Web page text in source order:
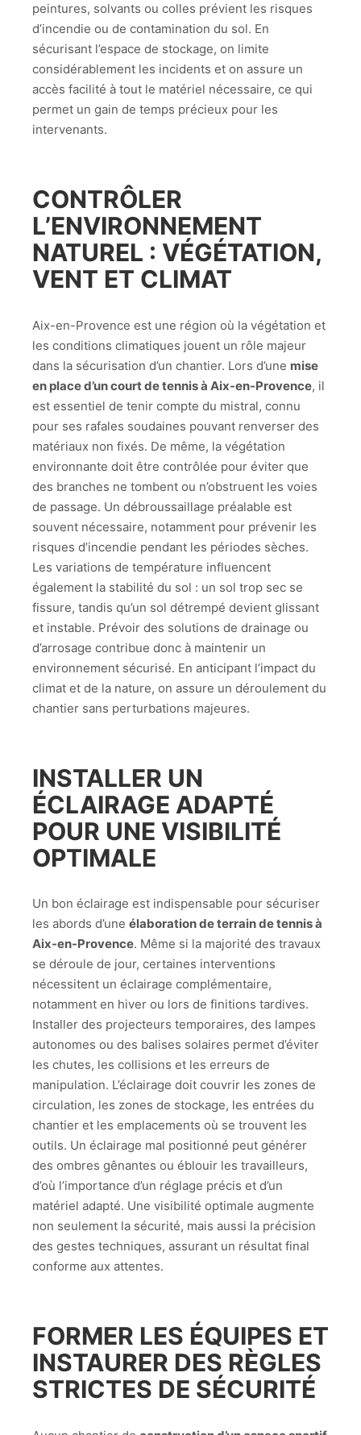
peintures, solvants ou colles prévient les risques
d’incendie ou de contamination du sol. En
sécurisant l’espace de stockage, on limite
considérablement les incidents et on assure un
accès facilité à tout le matériel nécessaire, ce qui
permet un gain de temps précieux pour les
intervenants.
CONTRÔLER
L’ENVIRONNEMENT
NATUREL : VÉGÉTATION,
VENT ET CLIMAT
Aix-en-Provence est une région où la végétation et
les conditions climatiques jouent un rôle majeur
dans la sécurisation d’un chantier. Lors d’une mise
en place d’un court de tennis à Aix-en-Provence, il
est essentiel de tenir compte du mistral, connu
pour ses rafales soudaines pouvant renverser des
matériaux non fixés. De même, la végétation
environnante doit être contrôlée pour éviter que
des branches ne tombent ou n’obstruent les voies
de passage. Un débroussaillage préalable est
souvent nécessaire, notamment pour prévenir les
risques d’incendie pendant les périodes sèches.
Les variations de température influencent
également la stabilité du sol : un sol trop sec se
fissure, tandis qu’un sol détrempé devient glissant
et instable. Prévoir des solutions de drainage ou
d’arrosage contribue donc à maintenir un
environnement sécurisé. En anticipant l’impact du
climat et de la nature, on assure un déroulement du
chantier sans perturbations majeures.
INSTALLER UN
ÉCLAIRAGE ADAPTÉ
POUR UNE VISIBILITÉ
OPTIMALE
Un bon éclairage est indispensable pour sécuriser
les abords d’une élaboration de terrain de tennis à
Aix-en-Provence. Même si la majorité des travaux
se déroule de jour, certaines interventions
nécessitent un éclairage complémentaire,
notamment en hiver ou lors de finitions tardives.
Installer des projecteurs temporaires, des lampes
autonomes ou des balises solaires permet d’éviter
les chutes, les collisions et les erreurs de
manipulation. L’éclairage doit couvrir les zones de
circulation, les zones de stockage, les entrées du
chantier et les emplacements où se trouvent les
outils. Un éclairage mal positionné peut générer
des ombres gênantes ou éblouir les travailleurs,
d’où l’importance d’un réglage précis et d’un
matériel adapté. Une visibilité optimale augmente
non seulement la sécurité, mais aussi la précision
des gestes techniques, assurant un résultat final
conforme aux attentes.
FORMER LES ÉQUIPES ET
INSTAURER DES RÈGLES
STRICTES DE SÉCURITÉ